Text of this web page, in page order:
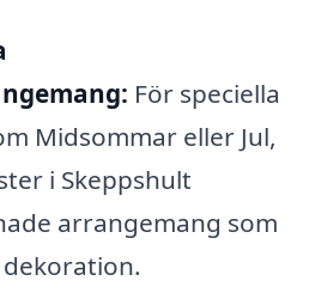
För speciella
Midsommar eller Jul,
i Skeppshult
arrangemang som